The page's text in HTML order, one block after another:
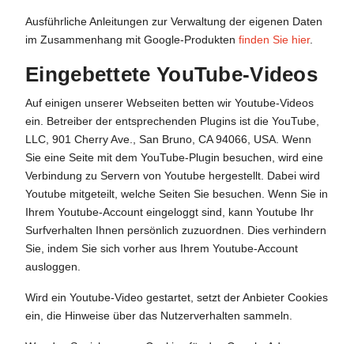
Ausführliche Anleitungen zur Verwaltung der eigenen Daten
im Zusammenhang mit Google-Produkten finden Sie hier.
Eingebettete YouTube-Videos
Auf einigen unserer Webseiten betten wir Youtube-Videos
ein. Betreiber der entsprechenden Plugins ist die YouTube,
LLC, 901 Cherry Ave., San Bruno, CA 94066, USA. Wenn
Sie eine Seite mit dem YouTube-Plugin besuchen, wird eine
Verbindung zu Servern von Youtube hergestellt. Dabei wird
Youtube mitgeteilt, welche Seiten Sie besuchen. Wenn Sie in
Ihrem Youtube-Account eingeloggt sind, kann Youtube Ihr
Surfverhalten Ihnen persönlich zuzuordnen. Dies verhindern
Sie, indem Sie sich vorher aus Ihrem Youtube-Account
ausloggen.
Wird ein Youtube-Video gestartet, setzt der Anbieter Cookies
ein, die Hinweise über das Nutzerverhalten sammeln.